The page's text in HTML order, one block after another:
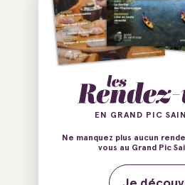
30260 Liouc
E-mail
Facebook
Instagram
EN GRAND PIC
Ne manquez plus aucun
vous au Grand Pic